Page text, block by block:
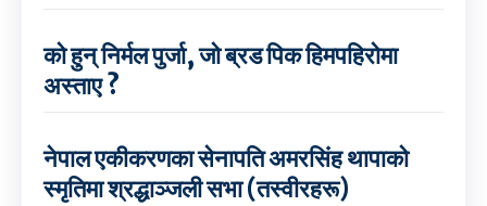
को हुन् निर्मल पुर्जा, जो ब्रड पिक हिमपहिरोमा
अस्ताए ?
नेपाल एकीकरणका सेनापति अमरसिंह थापाको
स्मृतिमा श्रद्धाञ्जली सभा (तस्वीरहरू)